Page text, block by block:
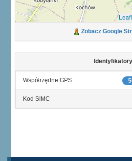
Zobacz Google
Identyfikatory
Współrzędne GPS
Kod SIMC